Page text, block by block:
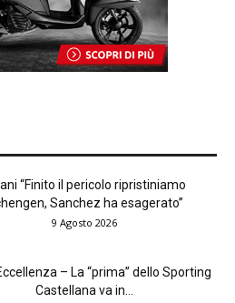
“Finito il pericolo ripristiniamo
Sanchez ha esagerato”
9 Agosto 2026
– La “prima” dello Sporting
Castellana va in...